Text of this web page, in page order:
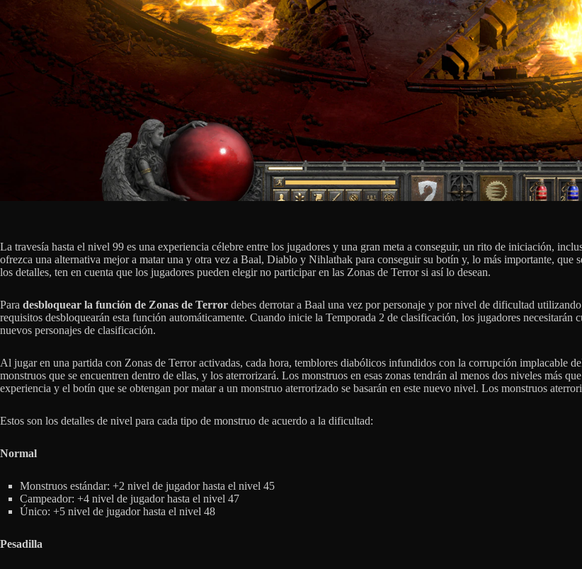
La travesía hasta el nivel 99 es una experiencia célebre entre los jugadores y una gran meta a conseguir, un rito de iniciación,
ofrezca una alternativa mejor a matar una y otra vez a Baal, Diablo y Nihlathak para conseguir su botín y, lo más importante, que
los detalles, ten en cuenta que los jugadores pueden elegir no participar en las Zonas de Terror si así lo desean.
Para desbloquear la función de Zonas de Terror debes derrotar a Baal una vez por personaje y por nivel de dificultad
requisitos desbloquearán esta función automáticamente. Cuando inicie la Temporada 2 de clasificación, los jugadores necesitarán
nuevos personajes de clasificación.
Al jugar en una partida con Zonas de Terror activadas, cada hora, temblores diabólicos infundidos con la corrupción implacable
monstruos que se encuentren dentro de ellas, y los aterrorizará. Los monstruos en esas zonas tendrán al menos dos niveles más
experiencia y el botín que se obtengan por matar a un monstruo aterrorizado se basarán en este nuevo nivel. Los monstruos
Estos son los detalles de nivel para cada tipo de monstruo de acuerdo a la dificultad:
Normal
Monstruos estándar: +2 nivel de jugador hasta el nivel 45
Campeador: +4 nivel de jugador hasta el nivel 47
Único: +5 nivel de jugador hasta el nivel 48
Pesadilla